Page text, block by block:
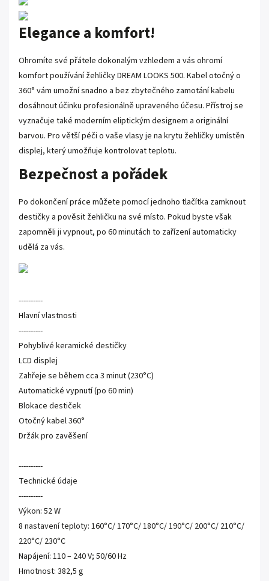
Elegance a komfort!
Ohromíte své přátele dokonalým vzhledem a vás ohromí
komfort používání žehličky DREAM LOOKS 500. Kabel otočný o
360° vám umožní snadno a bez zbytečného zamotání kabelu
dosáhnout účinku profesionálně upraveného účesu. Přístroj se
vyznačuje také moderním eliptickým designem a originální
barvou. Pro větší péči o vaše vlasy je na krytu žehličky umístěn
displej, který umožňuje kontrolovat teplotu.
Bezpečnost a pořádek
Po dokončení práce můžete pomocí jednoho tlačítka zamknout
destičky a pověsit žehličku na své místo. Pokud byste však
zapomněli ji vypnout, po 60 minutách to zařízení automaticky
udělá za vás.
----------
Hlavní vlastnosti
----------
Pohyblivé keramické destičky
LCD displej
Zahřeje se během cca 3 minut (230°C)
Automatické vypnutí (po 60 min)
Blokace destiček
Otočný kabel 360°
Držák pro zavěšení
----------
Technické údaje
----------
Výkon: 52 W
8 nastavení teploty: 160°C/ 170°C/ 180°C/ 190°C/ 200°C/ 210°C/
220°C/ 230°C
Napájení: 110 – 240 V; 50/60 Hz
Hmotnost: 382,5 g